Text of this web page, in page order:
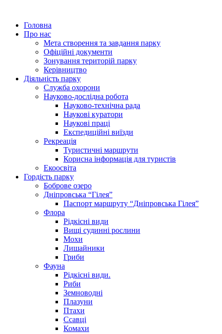
Головна
Про нас
Мета створення та завдання парку
Офіційні документи
Зонування територій парку
Керівництво
Діяльність парку
Служба охорони
Науково-дослідна робота
Науково-технічна рада
Наукові куратори
Наукові праці
Експедиційні виїзди
Рекреація
Туристичні маршрути
Корисна інформація для туристів
Екоосвіта
Гордість парку
Боброве озеро
Дніпровська “Гілея”
Паспорт маршруту “Дніпровська Гілея”
Флора
Рідкісні види
Вищі судинні рослини
Мохи
Лишайники
Гриби
Фауна
Рідкісні види.
Риби
Земноводні
Плазуни
Птахи
Ссавці
Комахи